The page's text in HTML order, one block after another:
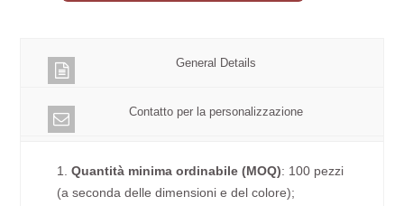
General Details
Contatto per la personalizzazione
1.Quantità minima ordinabile (MOQ): 100 pezzi
(a seconda delle dimensioni e del colore);